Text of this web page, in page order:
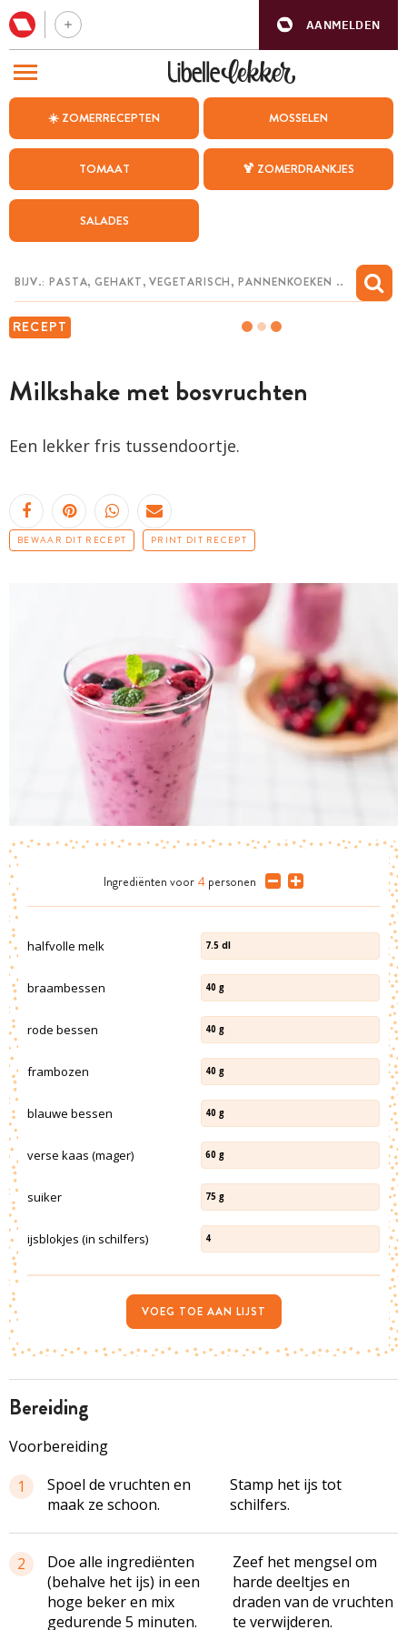
AANMELDEN
☀️ ZOMERRECEPTEN MOSSELEN
TOMAAT 🍹 ZOMERDRANKJES
SALADES
RECEPT
Milkshake met bosvruchten
Een lekker fris tussendoortje.
BEWAAR DIT RECEPT PRINT DIT RECEPT
bereiding
Voorbereiding
1
Spoel de vruchten en
maak ze schoon.
Stamp het ijs tot
schilfers.
2
Doe alle ingrediënten
(behalve het ijs) in een
hoge beker en mix
gedurende 5 minuten.
Zeef het mengsel om
harde deeltjes en
draden van de vruchten
te verwijderen.
Ingrediënten voor 4 personen
halfvolle melk 7.5 dl
braambessen 40 g
rode bessen 40 g
frambozen 40 g
blauwe bessen 40 g
verse kaas (mager) 60 g
suiker 75 g
ijsblokjes (in schilfers) 4
VOEG TOE AAN LIJST
BEZOEK ONZE ANDERE WEBSITES
WEEKMENU
CHAT MET MAIA
MIJN BEWAARDE RECEPTEN